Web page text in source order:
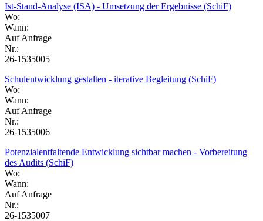
Ist-Stand-Analyse (ISA) - Umsetzung der Ergebnisse (SchiF)
Wo:
Wann:
Auf Anfrage
Nr.:
26-1535005
Schulentwicklung gestalten - iterative Begleitung (SchiF)
Wo:
Wann:
Auf Anfrage
Nr.:
26-1535006
Potenzialentfaltende Entwicklung sichtbar machen - Vorbereitung
des Audits (SchiF)
Wo:
Wann:
Auf Anfrage
Nr.:
26-1535007